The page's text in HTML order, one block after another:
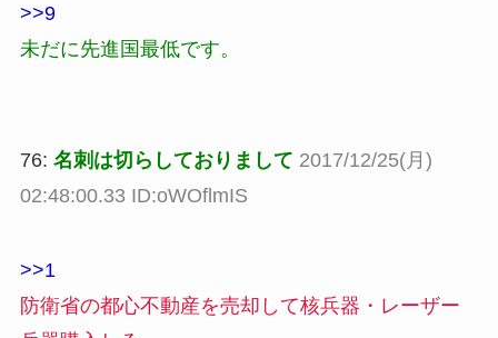
>>9
未だに先進国最低です。
76: 名刺は切らしておりまして 2017/12/25(月)
02:48:00.33 ID:oWOflmIS
>>1
防衛省の都心不動産を売却して核兵器・レーザー